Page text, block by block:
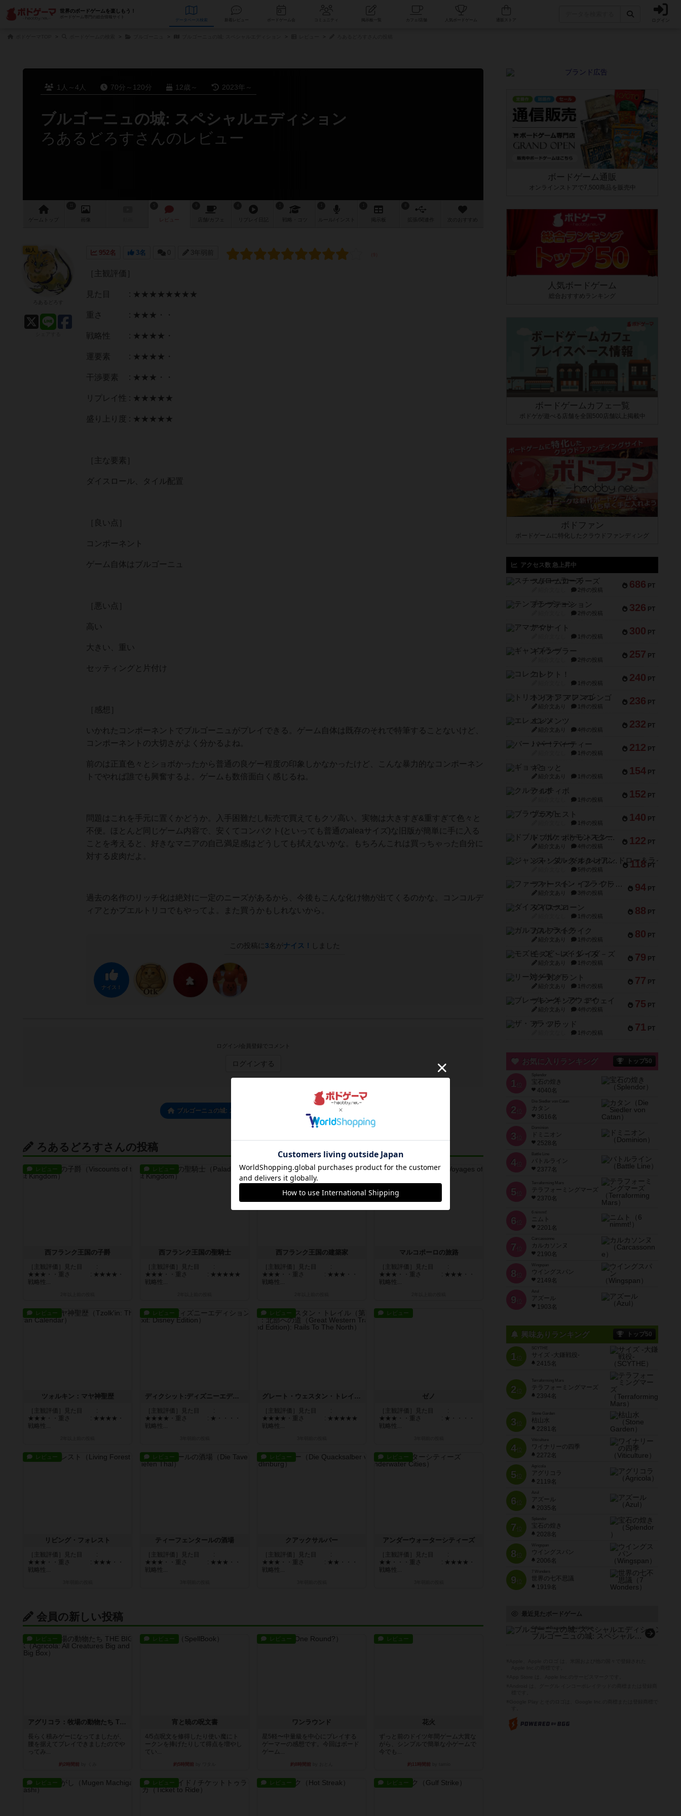
世界のボードゲームを楽しもう！
ボードゲーム専門の総合情報サイト
データベース コミュニティ 人気ボードゲーム ログイン
1人～4人 70分～120分 12歳～ 2023年～
ブルゴーニュの城: スペシャルエディション
ろあるどろすさんのレビュー
ゲーム 画像 レビュー 店舗/ カフェ 戦略 作 次のおすすめ
952名 3名 0 3年弱前
［主観評価］
見た目 : ★★★★★★★★
重さ : ★★★・・
戦略性 : ★★★★・
運要素 : ★★★★・
干渉要素 : ★★★・・
リプレイ性 : ★★★★★
盛り上り度 : ★★★★★
［主な要素］
ダイスロール、タイル配置
［良い点］
コンポーネント
ゲーム自体はブルゴーニュ
［悪い点］
高い
大きい、重い
セッティングと片付け
［感想］
いかれたコンポーネントでブルゴーニュがプレイできる。ゲーム自体は既存のそれで特筆することないけど、
コンポーネントの大切さがよく分かるよね。
前のは正直色々とショボかったから普通の良ゲー程度の印象しかなかったけど、こんな暴力的なコンポーネン
トでやれば誰でも興奮するよ。ゲームも数倍面白く感じるね。
問題はこれを手元に置くかどうか。入手困難だし転売で買えてもクソ高い。実物は大きすぎ&重すぎて色々と
不便。ほとんど同じゲーム内容で、安くてコンパクト(といっても普通のaleaサイズ)な旧版が簡単に手に入る
ことを考えると、好きなマニアの自己満足感はどうしても拭えないかな。もちろんこれは買っちゃった自分に
対する皮肉だよ。
過去の名作のリッチ化は絶対に一定のニーズがあるから、今後もこんな化け物が出てくるのかな。コンコルデ
ィアとかプエルトリコでもやってよ。また買うかもしれないから。
この投稿に 3名がナイス！ しました
ナイス！
仙人
ログイン/会員登録でコメント
ログインする
ブルゴーニュの城: スペシャルエディションのトップに戻る
ろあるどろすさんの投稿
レビュー
西フランク王国の子爵
［主観評価］見た目 :
★★★・・重さ : ★★★★・
戦略性...
レビュー
西フランク王国の聖騎士
［主観評価］見た目 :
★★★・・重さ : ★★★★★
戦略性...
レビュー
西フランク王国の建築家
［主観評価］見た目 :
★★★・・重さ : ★★★・・
戦略性...
レビュー
マルコポーロの旅路
［主観評価］見た目 :
★★★・・重さ : ★★★・・
戦略性...
レビュー
ツォルキン：マヤ神聖歴
［主観評価］見た目 :
★★★・・重さ : ★★★★・
戦略性...
レビュー
ディクシット:ディズニーエディション
［主観評価］見た目 :
★★★★・重さ : ★・・・・
戦略性...
レビュー
グレート・ウェスタン・トレイル（第2版）：北部への道
［主観評価］見た目 :
★★★★・重さ : ★★★★★
戦略性...
レビュー
ゼノ
［主観評価］見た目 :
★★★・・重さ : ★・・・・
戦略性...
レビュー
リビング・フォレスト
［主観評価］見た目 :
★★★・・重さ : ★★★・・
戦略性...
レビュー
ティーフェンタールの酒場
［主観評価］見た目 :
★★★・・重さ : ★★★・・
戦略性...
レビュー
クアックサルバー
［主観評価］見た目 :
★★★・・重さ : ★★・・・
戦略性...
レビュー
アンダーウォーターシティーズ
［主観評価］見た目 :
★★・・・重さ : ★★★★・
戦略性...
会員の新しい投稿
レビュー
アグリコラ：牧場の動物たち THE BIG BOX
長らく積みゲーになってましたが、
腰を据えてプレイできましたのでや
ってみ...
約2時間前
レビュー
宵と暁の呪文書
4/5点呪文を修得したり使い魔にト
ークンを捧げたりして得点を増やし
てい...
約5時間前
レビュー
ワンラウンド
星5軽〜中量級を中心にプレイする
ゲーマーの感想です。今回はボード
ゲーム...
約8時間前
レビュー
花火
ずっと前のドイツ年間ゲーム大賞な
がら、シンプルで簡単な小ゲームで
今でも...
約11時間前
レビュー レビュー レビュー レビュー
ボードゲーム通販
オンラインストアで7,500商品を販売中
人気ボードゲーム
総合おすすめランキング
ボードゲームカフェ一覧
ボドゲが遊べる店舗を全国500店舗以上掲載中
ボドファン
ボードゲームに特化したクラウドファンディング
アクセス数 急上昇中
686 PT
スチームローラーズ
2件の投稿
326 PT
テンプテーション
2件の投稿
300 PT
アマナイト
1件の投稿
257 PT
ギャンブラー
2件の投稿
240 PT
コレクト！
1件の投稿
236 PT
トリオンフ ア マレンゴ
紹介文あり 1件の投稿
232 PT
エレメンツ
紹介文あり 4件の投稿
212 PT
バー！パーティー
1件の投稿
154 PT
ギョッと
紹介文あり 1件の投稿
152 PT
クルティボ
1件の投稿
140 PT
ブラヴェスト
1件の投稿
122 PT
ドブル：ポケットモンスター
紹介文あり 4件の投稿
118 PT
ジャンヌ・ダルク-オルレアン ドロー＆ライト
5件の投稿
94 PT
ファースト・イン・フライト
紹介文あり 3件の投稿
88 PT
ダイススローン
1件の投稿
80 PT
ガルフストライク
紹介文あり 1件の投稿
79 PT
モズビ－ズ・レイダ－ズ
紹介文あり 1件の投稿
77 PT
リー対グラント
紹介文あり 1件の投稿
75 PT
ブレーキング・アウェイ
紹介文あり 4件の投稿
71 PT
ザ・フラッド
1件の投稿
お気に入りランキング トップ50
1 位
宝石の煌き
4040名
2 位
Die Siedler von Catan
カタン
3616名
3 位
ドミニオン
2528名
4位
Battle Line
バトルライン
2377名
5 位
Terraforming Mars
テラフォーミングマーズ
2370名
6 位
ニムト
2201名
7 位
Carcassonne
カルカソンヌ
2190名
8 位
Wingspan
ウイングスパン
2149名
9 位
Azul
アズール
1903名
興味ありランキング トップ50
1位
SCYTHE
サイズ -大鎌戦役-
2415名
2位
Terraforming Mars
テラフォーミングマーズ
2394名
3位
Stone Garden
枯山水
2281名
4位
Viticulture
ワイナリーの四季
2272名
5位
Agricola
アグリコラ
2119名
6位
Azul
アズール
2035名
7位
宝石の煌き
2028名
8位
Wingspan
ウイングスパン
2006名
9位
7 Wonders
世界の七不思議
1919名
最近見たボードゲーム
Castles of Burgundy: Special Edition
ブルゴーニュの城: スペシャルエディション